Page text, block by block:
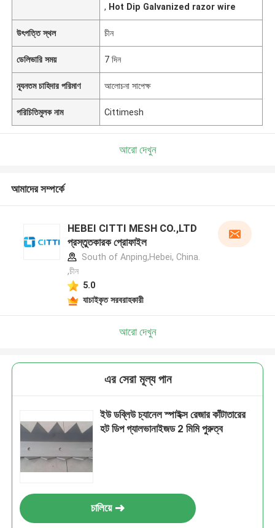
, Hot Dip Galvanized razor wire
উৎপত্তি স্থল চীন
ডেলিভারি সময় 7 দিন
ন্যূনতম চাহিদার পরিমাণ আলোচনা সাপেক্ষ
পরিচিতিমুলক নাম Cittimesh
আরো দেখুন
আমাদের সম্পর্কে
HEBEI CITTI MESH CO.,LTD
প্রস্তুতকারক প্রোফাইল
South of Anping,Hebei, China.
,চীন
5.0
যাচাইকৃত সরবরাহকারী
আরো দেখুন
এর সেরা মূল্য পান
ইউ ডব্লিউ চ্যানেল স্পাইক্স রেজার কাঁটাতারের
হট ডিপ গ্যালভানাইজড 2 মিমি পুরুত্ব
চালিয়ে